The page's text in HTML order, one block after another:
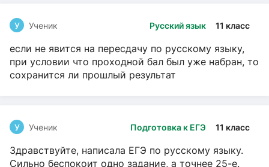
Русский язык 11 класс
У Ученик
если не явится на пересдачу по русскому языку,
при условии что проходной бал был уже набран, то
сохранится ли прошлый результат
Подготовка к ЕГЭ 11 класс
У Ученик
Здравствуйте, написала ЕГЭ по русскому языку.
Сильно беспокоит одно задание, а точнее 25-е.